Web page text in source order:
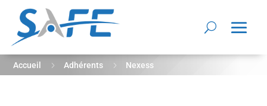
Accueil 5 Adhérents 5 Nexess